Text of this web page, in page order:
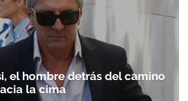
el hombre detrás del camino
la cima